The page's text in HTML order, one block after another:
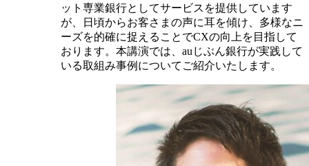
ット専業銀行としてサービスを提供しています
が、日頃からお客さまの声に耳を傾け、多様なニ
ーズを的確に捉えることでCXの向上を目指して
おります。本講演では、auじぶん銀行が実践して
いる取組み事例についてご紹介いたします。